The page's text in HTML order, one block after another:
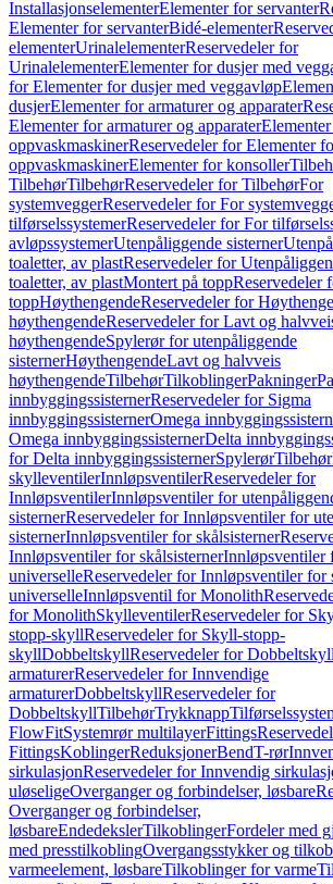
InstallasjonselementerElementer for servanter
Elementer for servanterBidé-elementer
elementerUrinalelementerReservedeler for
UrinalelementerElementer for dusjer med
for Elementer for dusjer med veggavløp
dusjerElementer for armaturer og apparater
Elementer for armaturer og apparater
oppvaskmaskinerReservedeler for Elementer
oppvaskmaskinerElementer for konsoller
TilbehørTilbehørReservedeler for TilbehørFor
systemveggerReservedeler for For
tilførselssystemerReservedeler for For
avløpssystemerUtenpåliggende sisterner
toaletter, av plastReservedeler for
toaletter, av plastMontert på toppReservedeler
toppHøythengendeReservedeler for
høythengendeReservedeler for Lavt og
høythengendeSpylerør for utenpåliggende
sisternerHøythengendeLavt og halvveis
høythengendeTilbehørTilkoblingerPakninger
innbyggingssisternerReservedeler for Sigma
innbyggingssisternerOmega
Omega innbyggingssisternerDelta
for Delta innbyggingssisternerSpylerørTilbehør
skylleventilerInnløpsventilerReservedeler for
InnløpsventilerInnløpsventiler for
sisternerReservedeler for Innløpsventiler for
sisternerInnløpsventiler for skålsisterner
Innløpsventiler for skålsisternerInnløpsventiler
universelleReservedeler for Innløpsventiler for
universelleInnløpsventil for Monolith
for MonolithSkylleventilerReservedeler for
stopp-skyllReservedeler for Skyll-stopp-
skyllDobbeltskyllReservedeler for Dobbeltskyll
armaturerReservedeler for Innvendige
armaturerDobbeltskyllReservedeler for
DobbeltskyllTilbehørTrykknapp
FlowFitSystemrør multilayerFittings
FittingsKoblingerReduksjonerBendT-rør
sirkulasjonReservedeler for Innvendig
uløseligeOverganger og forbindelser, løsbare
Overganger og forbindelser,
løsbareEndedekslerTilkoblingerFordeler med
med presstilkoblingOvergangsstykker og
varmeelement, løsbareTilkoblinger for varme